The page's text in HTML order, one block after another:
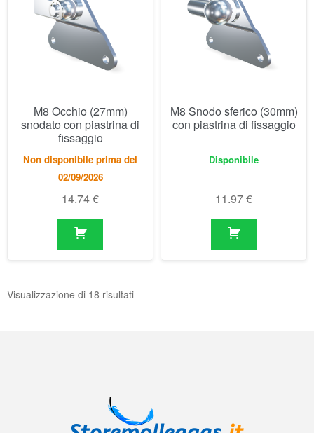
M8 Occhio (27mm)
snodato con piastrina di
fissaggio
Non disponibile prima del
02/09/2026
14.74€
M8 Snodo sferico (30mm)
con piastrina di fissaggio
Disponibile
11.97€
Visualizzazione di 18 risultati